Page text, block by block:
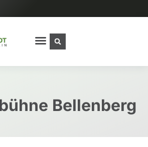
Bellenberg